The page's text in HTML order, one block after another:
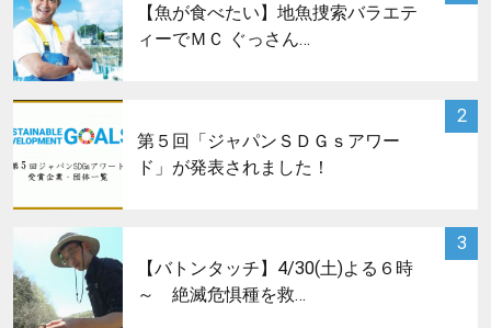
【魚が食べたい】地魚捜索バラエテ
ィーでＭＣ ぐっさん…
2
サムネイル
第５回「ジャパンＳＤＧｓアワー
ド」が発表されました！
3
【バトンタッチ】4/30(土)よる６時
～ 絶滅危惧種を救…